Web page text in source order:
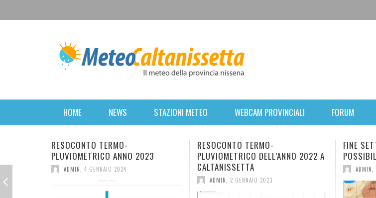
HOME NEWS STAZIONI METEO WEBCAM PROVINCIALI FORUM
ANNO 2023
RESOCONTO TERMO-
PLUVIOMETRICO DELL’ANNO 2022 A
CALTANISSETTA
ADMIN
FINE SETTIMANA PERTURBATO. POI
POSSIBILE RITORNO DELL’INVERNO.